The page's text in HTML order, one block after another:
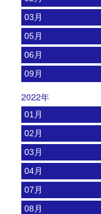
03月
05月
06月
09月
2022年
01月
02月
03月
04月
07月
08月